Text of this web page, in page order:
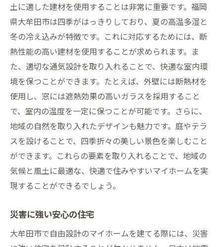
土に適した建材を使用することは非常に重要です。福岡
県大牟田市は四季がはっきりしており、夏の高温多湿と
冬の冷え込みが特徴です。これに対応するためには、断
熱性能の高い建材を使用することが求められます。ま
た、適切な通気設計を取り入れることで、快適な室内環
境を保つことができます。たとえば、外壁には断熱材を
使用し、窓には遮熱効果の高いガラスを採用すること
で、室内の温度を一定に保つことが可能です。さらに、
地域の自然を取り入れたデザインも魅力です。庭やテラ
スを設けることで、四季折々の美しい景色を楽しむこと
ができます。これらの要素を取り入れることで、地域の
気候と風土に最適な、快適で住みやすいマイホームを実
現することができるでしょう。
災害に強い安心の住宅
大牟田市で自由設計のマイホームを建てる際には、災害